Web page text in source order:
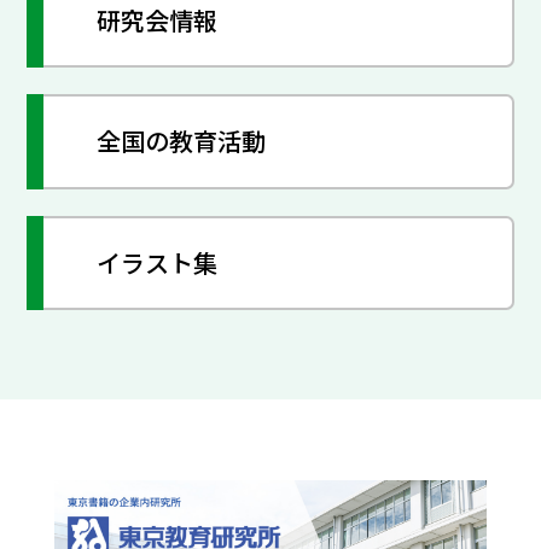
研究会情報
全国の教育活動
イラスト集